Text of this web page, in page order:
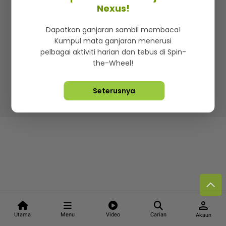
Utama Menu Video Carian
person
Akaun
Iklan di SMG360
Terma & Syarat Dasar Privasi
Lebih hot, viral dan sensasi
Hakcipta Terpelihara ©2026. Star Media Group Berhad
Nexus!
Dapatkan ganjaran sambil membaca!
Kumpul mata ganjaran menerusi
pelbagai aktiviti harian dan tebus di Spin-
the-Wheel!
Seterusnya